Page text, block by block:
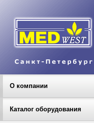
О компании
Каталог оборудования